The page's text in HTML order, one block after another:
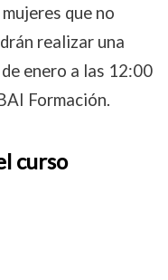
que no
realizar una
enero a las 12:00
Formación.
curso